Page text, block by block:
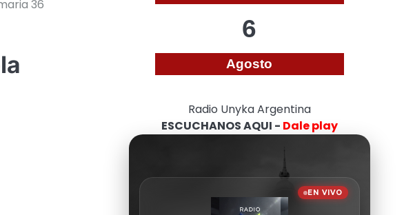
36
6
Agosto
Radio Unyka Argentina
ESCUCHANOS AQUI - Dale play